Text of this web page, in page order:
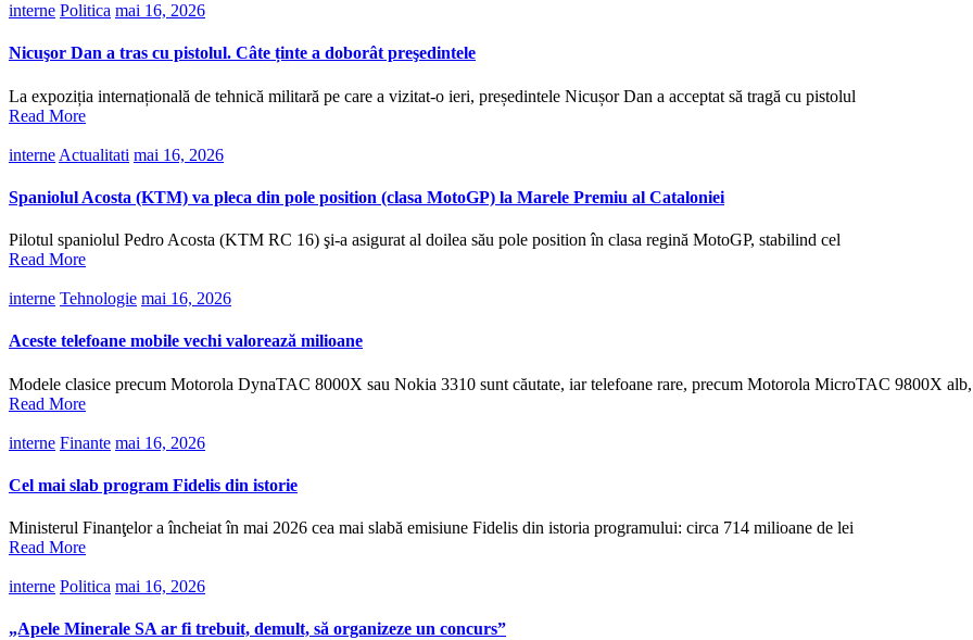
interne Politica mai 16, 2026
Nicuşor Dan a tras cu pistolul. Câte ținte a doborât preşedintele
La expoziția internațională de tehnică militară pe care a vizitat-o ieri, președintele Nicușor Dan a acceptat să tragă cu pistolul
Read More
interne Actualitati mai 16, 2026
Spaniolul Acosta (KTM) va pleca din pole position (clasa MotoGP) la Marele Premiu al Cataloniei
Pilotul spaniolul Pedro Acosta (KTM RC 16) şi-a asigurat al doilea său pole position în clasa regină MotoGP, stabilind cel
Read More
interne Tehnologie mai 16, 2026
Aceste telefoane mobile vechi valorează milioane
Modele clasice precum Motorola DynaTAC 8000X sau Nokia 3310 sunt căutate, iar telefoane rare, precum Motorola MicroTAC 9800X
Read More
interne Finante mai 16, 2026
Cel mai slab program Fidelis din istorie
Ministerul Finanţelor a încheiat în mai 2026 cea mai slabă emisiune Fidelis din istoria programului: circa 714 milioane de lei
Read More
interne Politica mai 16, 2026
„Apele Minerale SA ar fi trebuit, demult, să organizeze un concurs”